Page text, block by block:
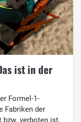
ist in der
Formel-1-
Fabriken der
verboten ist,